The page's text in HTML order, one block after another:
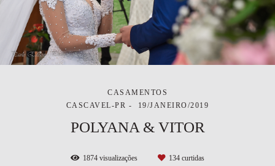
CASAMENTOS
CASCAVEL-PR
19/JANEIRO/2019
POLYANA & VITOR
1874 visualizações 134 curtidas